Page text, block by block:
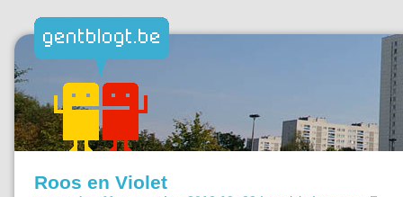
Roos en Violet